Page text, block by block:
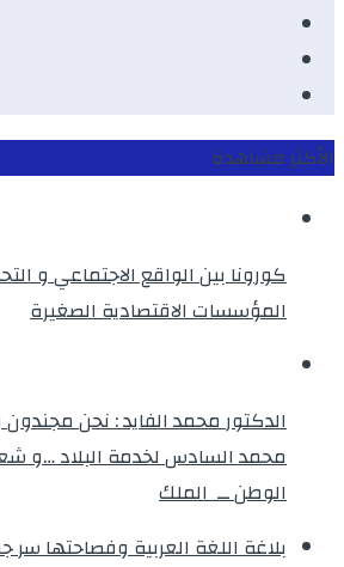
الأكثر مشاهدة
كورونا بين الواقع الاجتماعي و
المؤسسات الاقتصادية الصغيرة
الدكتور محمد الفايد : نحن مجندون
محمد السادس لخدمة البلاد …و
الوطن ــ الملك
بلاغة اللغة العربية وفصاحتها سر